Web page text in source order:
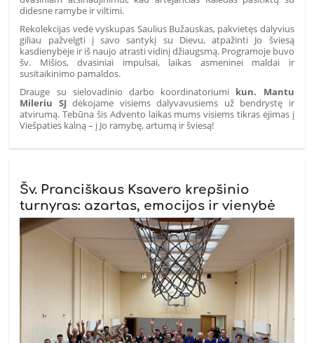
didesne ramybe ir viltimi.
Rekolekcijas vedė vyskupas Saulius Bužauskas, pakvietęs dalyvius
giliau pažvelgti į savo santykį su Dievu, atpažinti Jo šviesą
kasdienybėje ir iš naujo atrasti vidinį džiaugsmą. Programoje buvo
šv. Mišios, dvasiniai impulsai, laikas asmeninei maldai ir
susitaikinimo pamaldos.
Drauge su sielovadinio darbo koordinatoriumi kun. Mantu
Mileriu SJdėkojame visiems dalyvavusiems už bendrystę ir
atvirumą. Tebūna šis Advento laikas mums visiems tikras ėjimas į
Viešpaties kalną – į Jo ramybę, artumą ir šviesą!
Šv. Pranciškaus Ksavero krepšinio
turnyras: azartas, emocijos ir vienybė